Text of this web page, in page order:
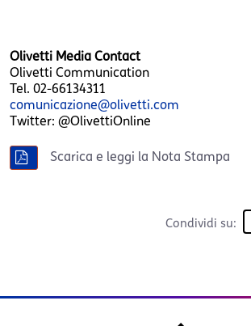
Olivetti Media Contact
Olivetti Communication
Tel. 02-66134311
comunicazione@olivetti.com
Twitter: @OlivettiOnline
Scarica e leggi la Nota Stampa
Condividi su: